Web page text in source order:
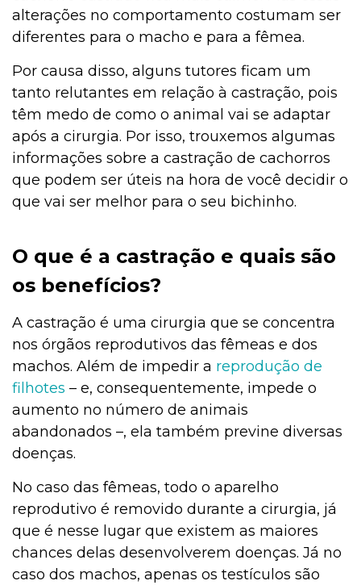
alterações no comportamento costumam ser
diferentes para o macho e para a fêmea.
Por causa disso, alguns tutores ficam um
tanto relutantes em relação à castração, pois
têm medo de como o animal vai se adaptar
após a cirurgia. Por isso, trouxemos algumas
informações sobre a castração de cachorros
que podem ser úteis na hora de você decidir o
que vai ser melhor para o seu bichinho.
O que é a castração e quais são
os benefícios?
A castração é uma cirurgia que se concentra
nos órgãos reprodutivos das fêmeas e dos
machos. Além de impedir a reprodução de
filhotes – e, consequentemente, impede o
aumento no número de animais
abandonados –, ela também previne diversas
doenças.
No caso das fêmeas, todo o aparelho
reprodutivo é removido durante a cirurgia, já
que é nesse lugar que existem as maiores
chances delas desenvolverem doenças. Já no
caso dos machos, apenas os testículos são